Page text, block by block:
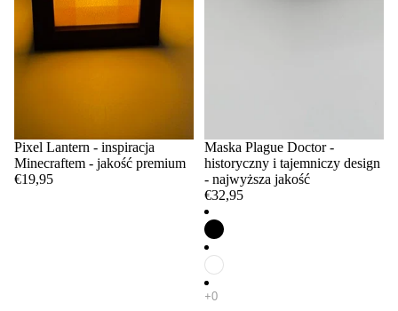
Pixel Lantern - inspiracja
Minecraftem - jakość premium
€19,95
Maska Plague Doctor -
historyczny i tajemniczy design
- najwyższa jakość
€32,95